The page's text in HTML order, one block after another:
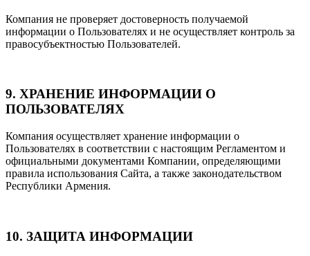
Компания не проверяет достоверность получаемой
информации о Пользователях и не осуществляет контроль за
правосубъектностью Пользователей.
9. ХРАНЕНИЕ ИНФОРМАЦИИ О
ПОЛЬЗОВАТЕЛЯХ
Компания осуществляет хранение информации о
Пользователях в соответствии с настоящим Регламентом и
официальными документами Компании, определяющими
правила использования Сайта, а также законодательством
Республики Армения.
10. ЗАЩИТА ИНФОРМАЦИИ